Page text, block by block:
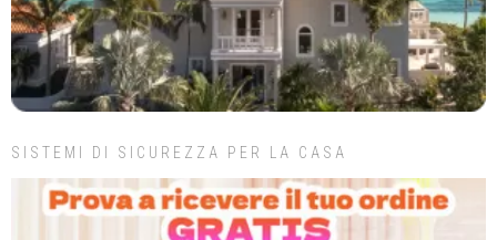
SISTEMI DI SICUREZZA PER LA CASA